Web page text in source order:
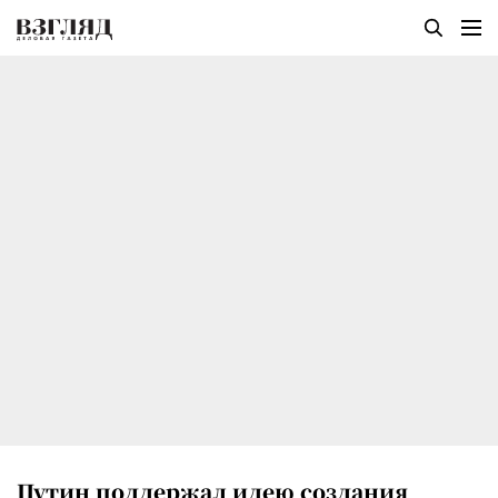
Путин поддержал идею создания